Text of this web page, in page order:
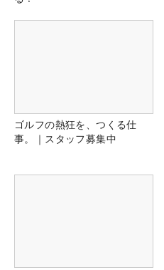
ゴルフの熱狂を、つくる仕
事。｜スタッフ募集中